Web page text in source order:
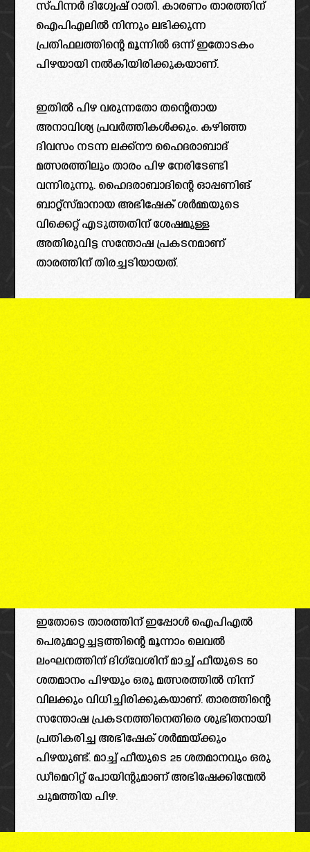
സ്പിന്നർ ദിഗ്വേഷ് റാതി. കാരണം താരത്തിന്
ഐപിഎലിൽ നിന്നും ലഭിക്കുന്ന
പ്രതിഫലത്തിന്റെ മൂന്നിൽ ഒന്ന് ഇതോടകം
പിഴയായി നൽകിയിരിക്കുകയാണ്.
ഇതിൽ പിഴ വരുന്നതോ തന്റെതായ
അനാവിശ്യ പ്രവർത്തികൾക്കും. കഴിഞ്ഞ
ദിവസം നടന്ന ലക്ക്നൗ ഹൈദരാബാദ്
മത്സരത്തിലും താരം പിഴ നേരിടേണ്ടി
വന്നിരുന്നു. ഹൈദരാബാദിന്റെ ഓപ്പണിങ്
ബാറ്റ്സ്മാനായ അഭിഷേക് ശർമ്മയുടെ
വിക്കെറ്റ് എടുത്തതിന് ശേഷമുള്ള
അതിരുവിട്ട സന്തോഷ പ്രകടനമാണ്
താരത്തിന് തിരച്ചടിയായത്.
ഇതോടെ താരത്തിന് ഇപ്പോൾ ഐപിഎൽ
പെരുമാറ്റച്ചട്ടത്തിന്റെ മൂന്നാം ലെവൽ
ലംഘനത്തിന് ദിഗ്‌വേശിന് മാച്ച് ഫീയുടെ 50
ശതമാനം പിഴയും ഒരു മത്സരത്തിൽ നിന്ന്
വിലക്കും വിധിച്ചിരിക്കുകയാണ്. താരത്തിന്റെ
സന്തോഷ പ്രകടനത്തിനെതിരെ ശുഭിതനായി
പ്രതികരിച്ച അഭിഷേക് ശർമ്മയ്ക്കും
പിഴയുണ്ട്. മാച്ച് ഫീയുടെ 25 ശതമാനവും ഒരു
ഡീമെറിറ്റ് പോയിന്റുമാണ് അഭിഷേക്കിന്മേൽ
ചുമത്തിയ പിഴ.